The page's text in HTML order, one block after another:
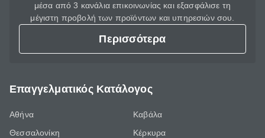
μέσα από 3 κανάλια επικοινωνίας και εξασφάλισε τη
μέγιστη προβολή των προϊόντων και υπηρεσιών σου.
Περισσότερα
Επαγγελματικός Κατάλογος
Αθήνα
Θεσσαλονίκη
Καβάλα
Κέρκυρα